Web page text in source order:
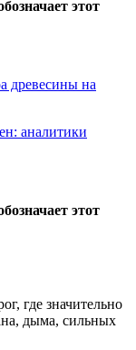
древесины на
аналитики
где значительно
дыма, сильных